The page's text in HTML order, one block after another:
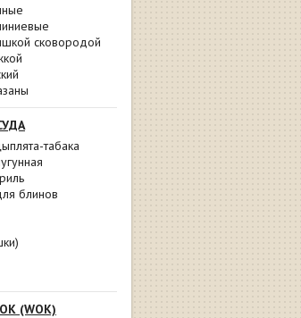
сковородой
табака
блинов
(WOK)